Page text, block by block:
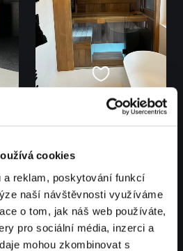
cookies
a reklam, poskytování funkcí
naší návštěvnosti využíváme
o tom, jak náš web používáte,
pro sociální média, inzerci a
mohou zkombinovat s